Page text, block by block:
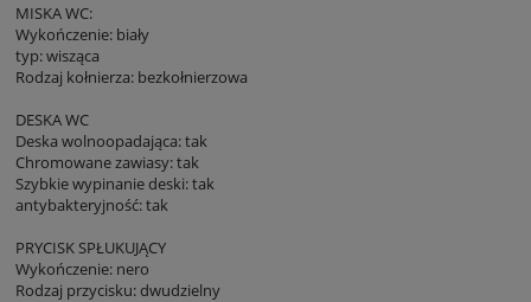
MISKA WC:
Wykończenie: biały
typ: wisząca
Rodzaj kołnierza: bezkołnierzowa
DESKA WC
Deska wolnoopadająca: tak
Chromowane zawiasy: tak
Szybkie wypinanie deski: tak
antybakteryjność: tak
PRYCISK SPŁUKUJĄCY
Wykończenie: nero
Rodzaj przycisku: dwudzielny